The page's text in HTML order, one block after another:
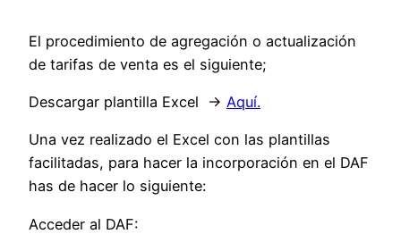
El procedimiento de agregación o actualización
de tarifas de venta es el siguiente;
Descargar plantilla Excel -> Aquí.
Una vez realizado el Excel con las plantillas
facilitadas, para hacer la incorporación en el DAF
has de hacer lo siguiente:
Acceder al DAF: